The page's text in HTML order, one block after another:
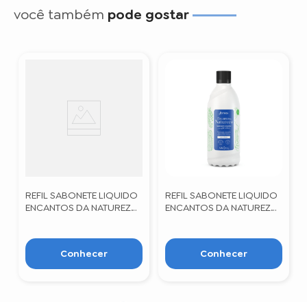
você também pode gostar
REFIL SABONETE LIQUIDO
ENCANTOS DA NATUREZA
Conhecer
REFIL SABONETE LIQUIDO
ENCANTOS DA NATUREZA
Conhecer